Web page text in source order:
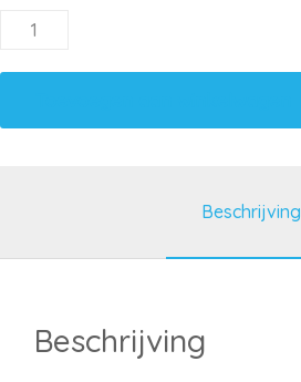
BAG
&
12
aantal
Beschrijving
Beschrijving